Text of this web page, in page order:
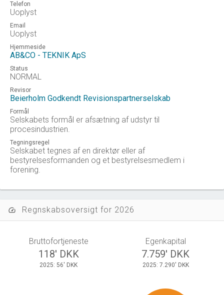
Telefon
Uoplyst
Email
Uoplyst
Hjemmeside
AB&CO - TEKNIK ApS
Status
NORMAL
Revisor
Beierholm Godkendt Revisionspartnerselskab
Formål
Selskabets formål er afsætning af udstyr til
procesindustrien.
Tegningsregel
Selskabet tegnes af en direktør eller af
bestyrelsesformanden og et bestyrelsesmedlem i
forening.
speed Regnskabsoversigt for 2026
Bruttofortjeneste
118' DKK
2025: 56' DKK
Egenkapital
7.759' DKK
2025: 7.290' DKK